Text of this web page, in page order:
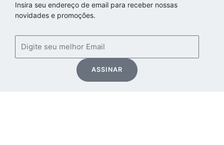
Insira seu endereço de email para receber nossas
novidades e promoções.
ASSINAR